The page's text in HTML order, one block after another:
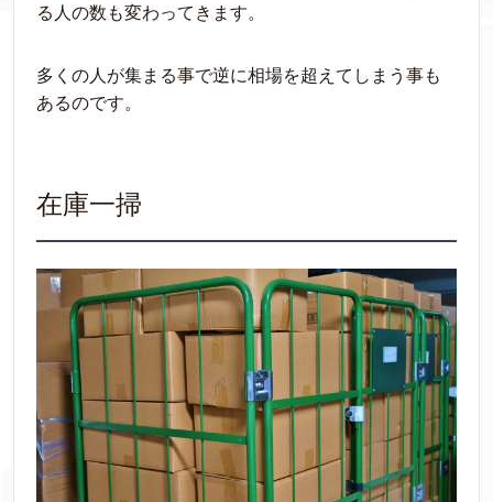
る人の数も変わってきます。
多くの人が集まる事で逆に相場を超えてしまう事も
あるのです。
在庫一掃